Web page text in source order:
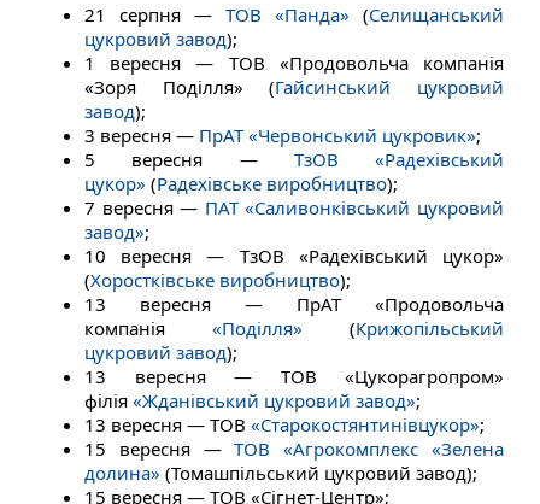
21 серпня — ТОВ «Панда» (Селищанський
цукровий завод);
1 вересня — ТОВ «Продовольча компанія
«Зоря Поділля» (Гайсинський цукровий
завод);
3 вересня — ПрАТ «Червонський цукровик»;
5 вересня — ТзОВ «Радехівський
цукор» (Радехівське виробництво);
7 вересня — ПАТ «Саливонківський цукровий
завод»;
10 вересня — ТзОВ «Радехівський цукор»
(Хоростківське виробництво);
13 вересня — ПрАТ «Продовольча
компанія «Поділля» (Крижопільський
цукровий завод);
13 вересня — ТОВ «Цукорагропром»
філія «Жданівський цукровий завод»;
13 вересня — ТОВ «Старокостянтинівцукор»;
15 вересня —ТОВ «Агрокомплекс «Зелена
долина» (Томашпільський цукровий завод);
15 вересня — ТОВ «Сігнет-Центр»;